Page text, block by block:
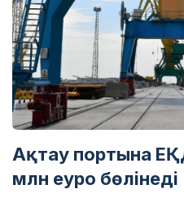
Ақтау портына
млн еуро бөлінеді